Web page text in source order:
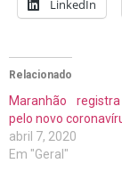
LinkedIn
Relacionado
Maranhão
pelo novo
abril 7, 2020
Em "Geral"